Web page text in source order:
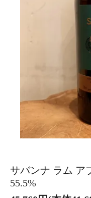
サバンナ ラム ア
55.5%